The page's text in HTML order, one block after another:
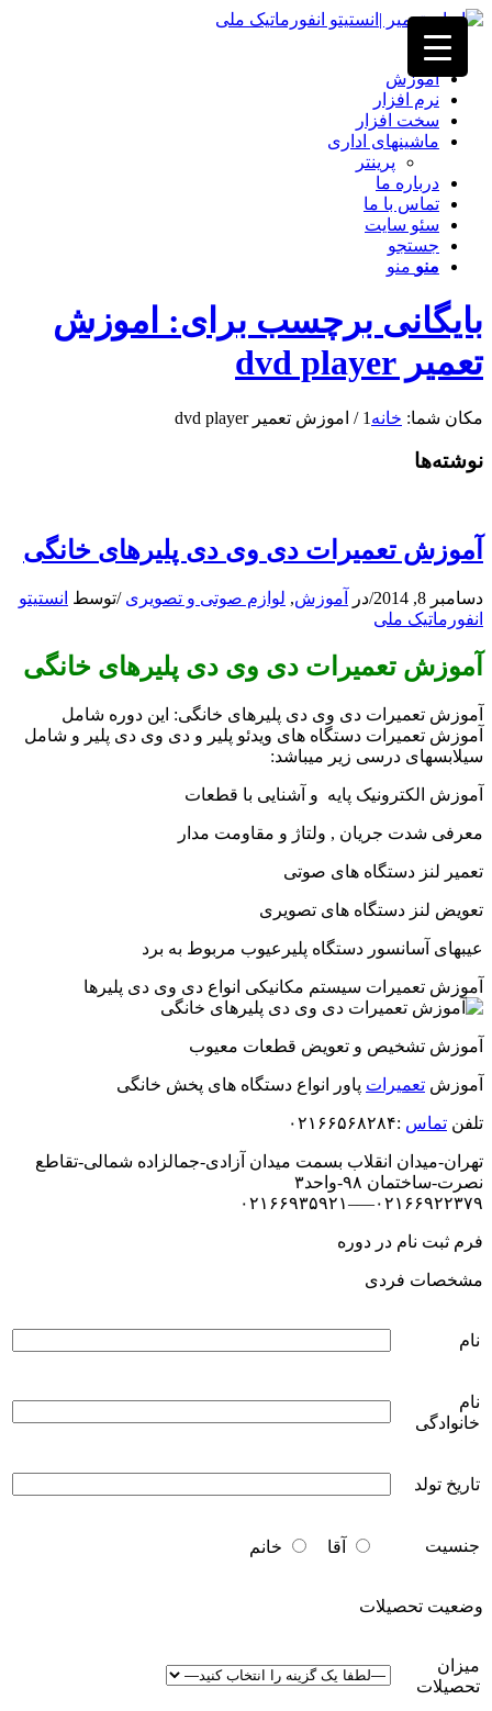
خانه
آموزش
نرم افزار
سخت افزار
ماشینهای اداری
پرینتر
درباره ما
تماس با ما
سئو سایت
جستجو
منو منو
بایگانی برچسب برای: اموزش
تعمیر dvd player
مکان شما: خانه 1
/ اموزش تعمیر dvd player
نوشته‌ها
آموزش تعمیرات دی وی دی پلیرهای خانگی
دسامبر 8, 2014 /در آموزش, لوازم صوتی و تصویری /توسط انستیتو
انفورماتیک ملی
آموزش تعمیرات دی وی دی پلیرهای خانگی
آموزش تعمیرات دی وی دی پلیرهای خانگی: این دوره شامل
آموزش تعمیرات دستگاه های ویدئو پلیر و دی وی دی پلیر و شامل
سیلابسهای درسی زیر میباشد:
آموزش الکترونیک پایه و آشنایی با قطعات
معرفی شدت جریان , ولتاژ و مقاومت مدار
تعمیر لنز دستگاه های صوتی
تعویض لنز دستگاه های تصویری
عیبهای آسانسور دستگاه پلیرعیوب مربوط به برد
آموزش تعمیرات سیستم مکانیکی انواع دی وی دی پلیرها
آموزش تشخیص و تعویض قطعات معیوب
آموزش تعمیرات پاور انواع دستگاه های پخش خانگی
تلفن تماس :۰۲۱۶۶۵۶۸۲۸۴
تهران-میدان انقلاب بسمت میدان آزادی-جمالزاده شمالی-تقاطع
نصرت-ساختمان ۹۸-واحد۳
۰۲۱۶۶۹۲۲۳۷۹—–۰۲۱۶۶۹۳۵۹۲۱
فرم ثبت نام در دوره
مشخصات فردی
نام
نام
خانوادگی
تاریخ تولد
جنسیت آقا خانم
وضعیت تحصیلات
میزان
تحصیلات